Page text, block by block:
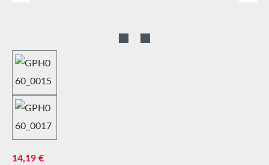
Regulärer Preis:
14,19 €